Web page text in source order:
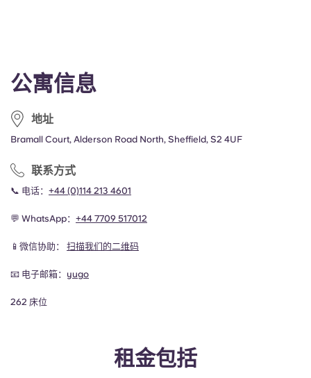
公寓信息
地址
Bramall Court, Alderson Road North, Sheffield, S2 4UF
联系方式
📞 电话： +44 (0)114 213 4601
💬 WhatsApp： +44 7709 517012
📱微信协助： 扫描我们的二维码
📧 电子邮箱： yugo
262 床位
租金包括